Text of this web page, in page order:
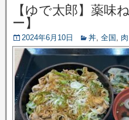
【ゆで太郎】薬味
ー】
2024年6月10日 丼, 全国 , 肉